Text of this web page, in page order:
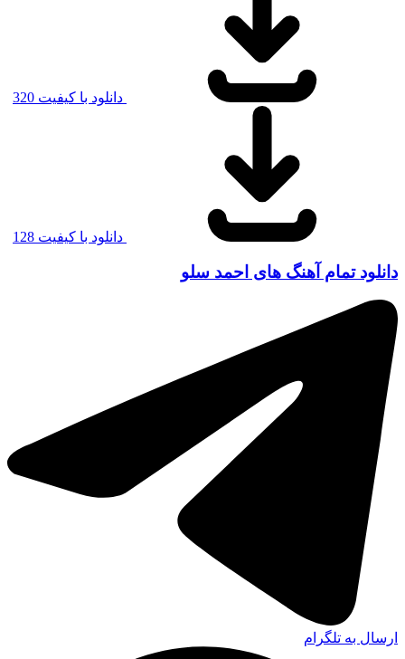
دانلود با کیفیت 320
دانلود با کیفیت 128
دانلود تمام آهنگ های احمد سلو
ارسال به تلگرام